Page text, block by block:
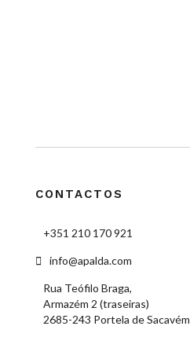
CONTACTOS
+351 210 170 921
info@apalda.com
Rua Teófilo Braga,
Armazém 2 (traseiras)
2685-243 Portela de Sacavém